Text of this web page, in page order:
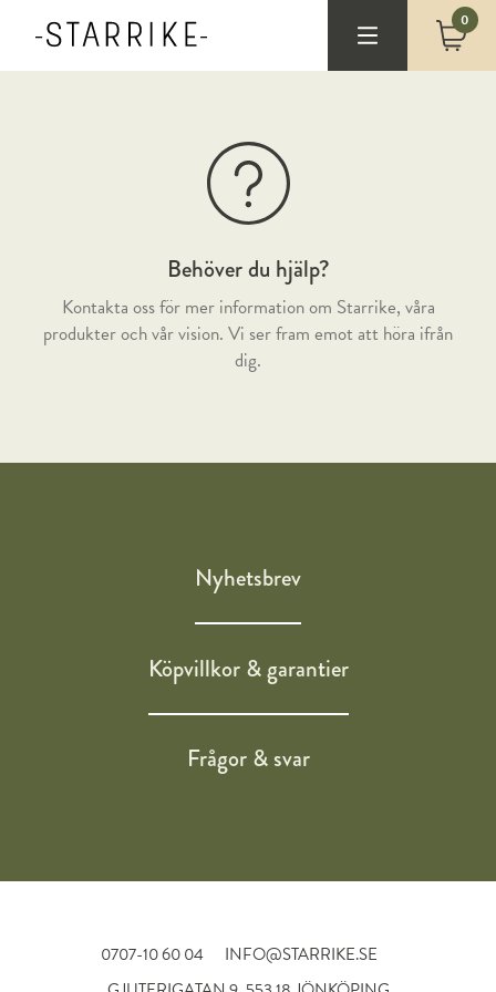
0
Behöver du hjälp?
Kontakta oss för mer information om Starrike, våra
produkter och vår vision. Vi ser fram emot att höra ifrån
dig.
Nyhetsbrev
Köpvillkor & garantier
Frågor & svar
0707-10 60 04
INFO@STARRIKE.SE